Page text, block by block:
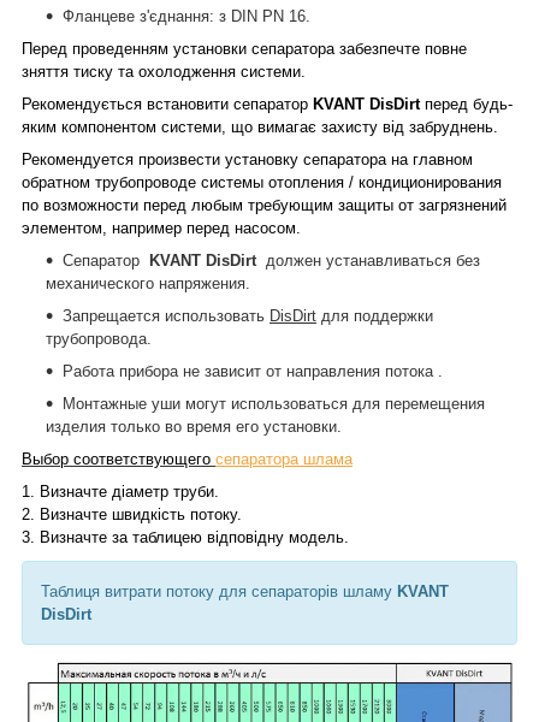
Фланцеве з'єднання: з DIN PN 16.
Перед проведенням установки сепаратора забезпечте повне
зняття тиску та охолодження системи.
Рекомендується встановити сепаратор KVANT DisDirtперед будь-
яким компонентом системи, що вимагає захисту від забруднень.
Рекомендуется произвести установку сепаратора на главном
обратном трубопроводе системы отопления / кондиционирования
по возможности перед любым требующим защиты от загрязнений
элементом, например перед насосом.
Сепаратор
KVANT DisDirt должен устанавливаться без
механического напряжения.
Запрещается использовать DisDirt для поддержки
трубопровода.
Работа прибора не зависит от направления потока .
Монтажные уши могут использоваться для перемещения
изделия только во время его установки.
Выбор соответствующего сепаратора шлама
1. Визначте діаметр труби.
2. Визначте швидкість потоку.
3. Визначте за таблицею відповідну модель.
Таблиця витрати потоку для сепараторів шламу KVANT
DisDirt